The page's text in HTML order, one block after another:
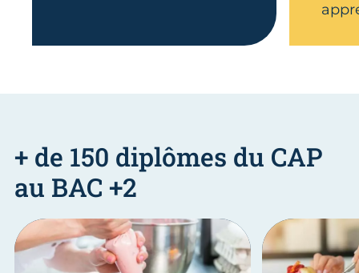
+ de 150 diplômes du CAP
au BAC +2